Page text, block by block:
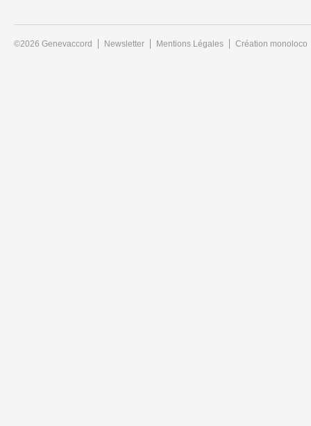
©2026 Genevaccord Newsletter Mentions Légales Création monoloco